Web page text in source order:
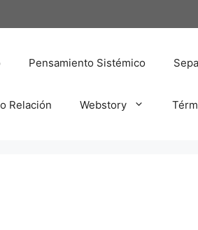
Pensamiento Sistémico
Relación Webstory